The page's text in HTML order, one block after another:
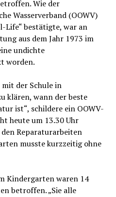
Wie der
Wasserverband (OOWV)
Life“ bestätigte, war an
aus dem Jahr 1973 im
undichte
worden.
der Schule in
klären, wann der beste
ist“, schildere ein OOWV-
heute um 13.30 Uhr
Reparaturarbeiten
musste kurzzeitig ohne
Kindergarten waren 14
betroffen. „Sie alle